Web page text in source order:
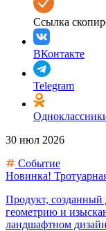
Ссылка
ВКонтакте
Telegram
30 июл 2026
Событие
Новинка!
Продукт, созданный
геометрию и
ландшафтном